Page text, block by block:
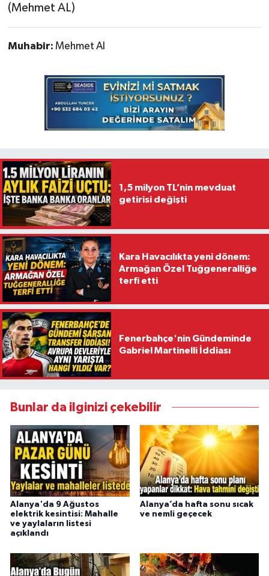
(Mehmet AL)
Muhabir: Mehmet Al
1,5 milyon TL’nin mevduat
getirisi değişti
Kara Havacılıkta yeni dönem:
Armağan Özel Tuğgeneralliğe
terfi etti
Fenerbahçe'nin Gündeminde
Gabriel Martinelli İddiası
Bunlar da ilginizi çekebilir
Alanya'da 9 Ağustos
elektrik kesintisi: Mahalle
ve yaylaların listesi
açıklandı
Alanya’da hafta sonu sıcak
ve nemli geçecek